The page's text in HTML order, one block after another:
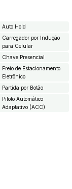
Auto Hold
Carregador por Indução
para Celular
Chave Presencial
Freio de Estacionamento
Eletrônico
Partida por Botão
Piloto Automático
Adaptativo (ACC)